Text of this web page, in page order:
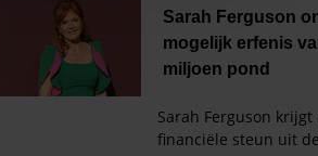
met onze cookies als u